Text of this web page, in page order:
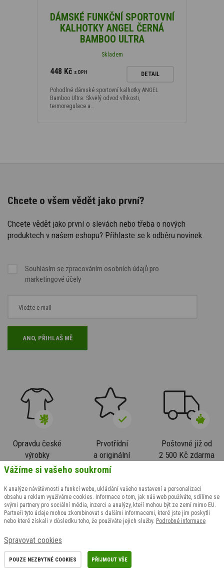
DÁMSKÉ FUNKČNÍ SPORTOVNÍ
KALHOTKY ANGEL ČERNÁ
BAMBOO ULTRA
Skladem
448 Kč s DPH DETAIL
Pohodlné dámské sportovní kalhotky ANGEL
Bamboo Ultra. Skvělý odvod vlhkosti,
termoregulace a…
Chcete o všem vědět jako první?
Chcete vědět jako první o slevách nebo třeba o nových
produktech v našem eshopu? Přihlaste se k odběru novinek.
Souhlasím se zpracováním osobních údajů pro
marketingové účely
Opravdu české
výrobky
Prvotřídní
a originální
Poštovné již od
2 500 Kč zdarma
Zákaznický servis
Odstoupení od smlouvy
Výměna velikosti
Důležité odkazy
Bonusový program
Časté dotazy zákazníků
Vážíme si vašeho soukromí
K analýze návštěvnosti a funkcí webu, ukládání vašeho nastavení a personalizaci
obsahu a reklam využíváme cookies. Informace o tom, jak náš web používáte, sdílíme se
svými partnery pro sociální média, inzerci a analýzy, kteří mohou být ze zemí mimo EU.
Partneři tyto údaje mohou zkombinovat s dalšími informacemi, které jste jim poskytli
nebo které získali v důsledku toho, že používáte jejich služby. Podrobné informace
Spravovat cookies
POUZE NEZBYTNÉ COOKIES PŘIJMOUT VŠE